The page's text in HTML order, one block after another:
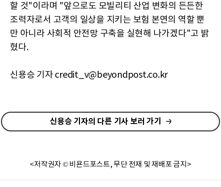
할 것"이라며 "앞으로도 모빌리티 산업 변화의 든든한
조력자로서 고객의 일상을 지키는 보험 본연의 역할 뿐
만 아니라 사회적 안전망 구축을 실현해 나가겠다"고 밝
혔다.
신용승 기자 credit_v@beyondpost.co.kr
신용승 기자의 다른 기사 보러 가기
<저작권자 © 비욘드포스트, 무단 전재 및 재배포 금지>